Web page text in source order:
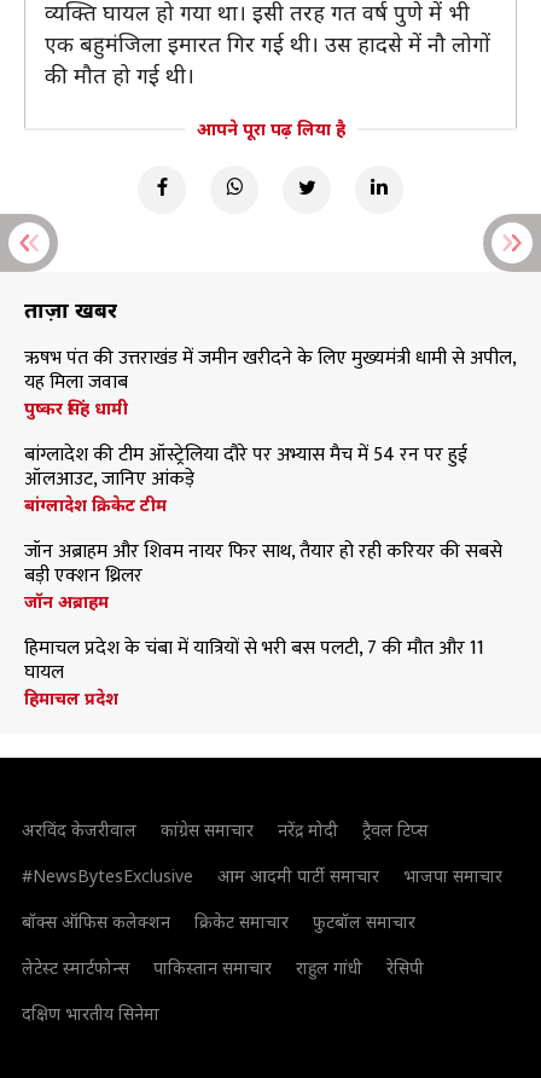
व्यक्ति घायल हो गया था। इसी तरह गत वर्ष पुणे में भी
एक बहुमंजिला इमारत गिर गई थी। उस हादसे में नौ लोगों
की मौत हो गई थी।
आपने पूरा पढ़ लिया है
ताज़ा खबरें
ऋषभ पंत की उत्तराखंड में जमीन खरीदने के लिए मुख्यमंत्री धामी से अपील,
यह मिला जवाब
पुष्कर सिंह धामी
बांग्लादेश की टीम ऑस्ट्रेलिया दौरे पर अभ्यास मैच में 54 रन पर हुई
ऑलआउट, जानिए आंकड़े
बांग्लादेश क्रिकेट टीम
जॉन अब्राहम और शिवम नायर फिर साथ, तैयार हो रही करियर की सबसे
बड़ी एक्शन थ्रिलर
जॉन अब्राहम
हिमाचल प्रदेश के चंबा में यात्रियों से भरी बस पलटी, 7 की मौत और 11
घायल
हिमाचल प्रदेश
अरविंद केजरीवाल कांग्रेस समाचार नरेंद्र मोदी
ट्रैवल टिप्स
#NewsBytesExclusive
आम आदमी पार्टी समाचार
भाजपा समाचार
बॉक्स ऑफिस कलेक्शन
क्रिकेट समाचार
फुटबॉल समाचार
लेटेस्ट स्मार्टफोन्स
पाकिस्तान समाचार राहुल गांधी
रेसिपी
दक्षिण भारतीय सिनेमा